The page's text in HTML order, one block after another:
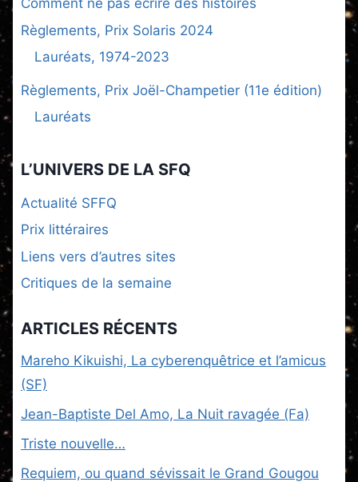
Comment ne pas écrire des histoires
Règlements, Prix Solaris 2024
Lauréats, 1974-2023
Règlements, Prix Joël-Champetier (11e édition)
Lauréats
L’UNIVERS DE LA SFQ
Actualité SFFQ
Prix littéraires
Liens vers d’autres sites
Critiques de la semaine
ARTICLES RÉCENTS
Mareho Kikuishi, La cyberenquêtrice et l’amicus
(SF)
Jean-Baptiste Del Amo, La Nuit ravagée (Fa)
Triste nouvelle…
Requiem, ou quand sévissait le Grand Gougou